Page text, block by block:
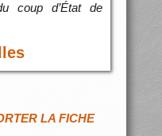
coup d’État de
LA FICHE